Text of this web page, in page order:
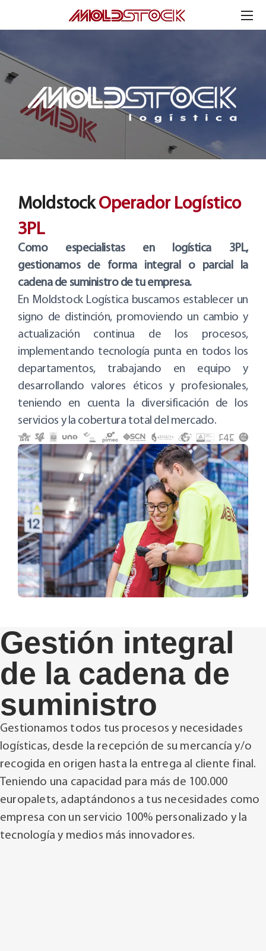
MoldstockOperador Logístico
3PL
Como especialistas en logística 3PL,
gestionamos de forma integral o parcial la
cadena de suministro de tu empresa.
En Moldstock Logística buscamos establecer un
signo de distinción, promoviendo un cambio y
actualización continua de los procesos,
implementando tecnología punta en todos los
departamentos, trabajando en equipo y
desarrollando valores éticos y profesionales,
teniendo en cuenta la diversificación de los
servicios y la cobertura total del mercado.
Gestión integral
de la cadena de
suministro
Gestionamos todos tus procesos y necesidades
logísticas, desde la recepción de su mercancía y/o
recogida en origen hasta la entrega al cliente final.
Teniendo una capacidad para más de 100.000
europalets, adaptándonos a tus necesidades como
empresa con un servicio 100% personalizado y la
tecnología y medios más innovadores.